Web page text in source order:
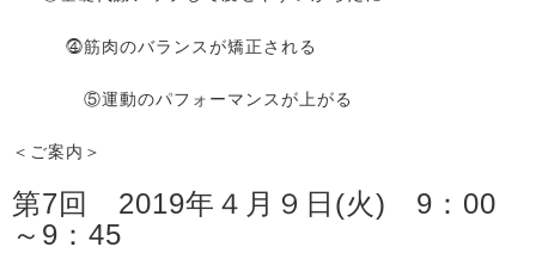
⓸筋肉のバランスが矯正される
⑤運動のパフォーマンスが上がる
＜ご案内＞
第7回 2019年４月９日(火) 9：00
～9：45